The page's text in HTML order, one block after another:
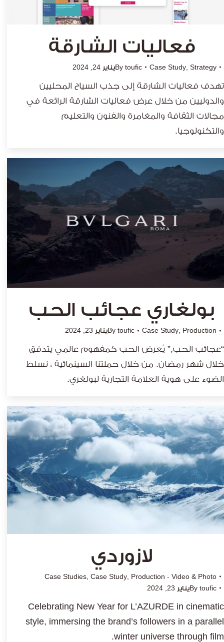
فعاليات الشارقة
Case Study Strategy
By toufic يناير 24, 2024
تهدف فعاليات الشارقة إلى جذب السياح المحليين
والدوليين من خلال عرض فعاليات الشارقة الرائعة في
مجالات الثقافة والمغامرة والفنون والتعليم
والتكنولوجيا.
بولغاري عجائب الحب
Case Study Production
By toufic يناير 23, 2024
“عجائب الحب,” يُعرض الحب كمفهوم عالمي يتدفق
خلال شهر رمضان. من خلال حملتنا السينمائية ، نسلط
الضوء على هوية العلامة التجارية لبولغري.
لازوردي
Case Studies Case Study Production - Video & Photo
By toufic يناير 23, 2024
Celebrating New Year for L’AZURDE in cinematic
style, immersing the brand’s followers in a parallel
winter universe through film.